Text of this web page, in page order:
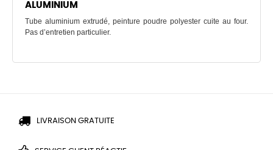
ALUMINIUM
Tube aluminium extrudé, peinture poudre polyester cuite au four.
Pas d’entretien particulier.
LIVRAISON GRATUITE